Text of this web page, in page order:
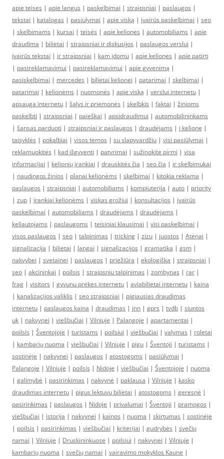
apie teises | apie langus | paskelbimai | straipsniai | paslaugos |
tekstai | katalogas | pasiulymai | apie viską | įvairūs paskelbimai | seo
| skelbimams | kursai | teisės | apie keliones | automobiliams | apie
draudima | bilietai | straipsniai ir diskusijos | paslaugos verslui |
įvairūs tekstai | ir straipsniai | kam įdomu | apie keliones | apie patirtį
| pasireklamavimui | pasireklamavimui | apie gyvenimą |
pasiskelbimai | mercedes | bilietai kelionei | patarimai | skelbimai |
patarimai | kelionėms | nuomonės | apie viską | verslui internetu |
apsauga internetu | šalys ir priemonės | skelbkis | faktai | žinioms
paskelbti | straipsniai | paieškai | apsidraudimui | automobilininkams
| šansas parduoti | straipsniai ir paslaugos | draudėjams | į kelionę |
taisyklės | pokalbiai | visos temos | su slapyvardžiu | visi pasiūlymai |
reklamuokitės | kad išgyventi | patyrimai | sužinokite pirmi | visa
informacijai | kelionių įrankiai | drauskitės čia | seo čia | ir skelbimukai
| naudingos žinios | planai kelionėms | skelbimai | kitokia reklama |
paslaugos | straipsniai | automobiliams | kompiuterija | auto | priority
| zup | įrankiai kelionėms | viskas grožiui | konsultacijos | įvairūs
paskelbimai | automobiliams | draudėjams | draudėjams |
keliautojams | paslaugoms | teisiniai klausimai | visi paskelbimai |
visos paslaugos | seo | talpinimas | tricking | zizu | juostos | Atėnai |
signalizacija | bilietai | langai | signalizacijos | gramatika | gsm |
nakvybei | svetainei | paslaugos | priežiūra | ekologiška | straipsniai |
seo | akcininkai | poilsis | straipsniu talpinimas | zombynas | rar |
frag | visitors | gyvunu prekes internetu | aviabilietai internetu | kaina
| kanalizacijos valiklis | seo straipsniai | pigiausias draudimas
internetu | paslaugos kaina | draudimas | jnn | gprs | tvdb | siuntos
uk | nakvynei | viešbučiai | Vilniuje | Palangoje | apartamentai |
poilsis | Šventojoje | turistams | poilsiui | viešbučiai | valymas | roletai
| kambarių nuoma | viešbučiai | Vilniuje | pigu | Šventoji | turistams |
sostinėje | nakvynei | paslaugos | atostogoms | pasiūlymai |
Palangoje | Vilniuje | poilsis | Nidoje | viešbučiai | Šventojoje | nuoma
| galimybė | pasirinkimas | nakvynė | paklausa | Vilniuje | kasko
draudimas internetu | pigus lektuvu bilietai | atostogoms | geresnė |
pasirinkimas | paslaugos | Nidoje | privalumai | Šventoji | pramogos |
viešbučiai | istorija | nakvynei | kainos | nuoma | skirtumas | sostinėje
| poilsis | pasirinkimas | viešbučiai | kriterijai | gudrybės | svečių
namai | Vilniuje | Druskininkuose | poilsiui | nakvynei | Vilniuje |
kambarių nuoma | svečių namai | vairavimo mokyklos Kaune |